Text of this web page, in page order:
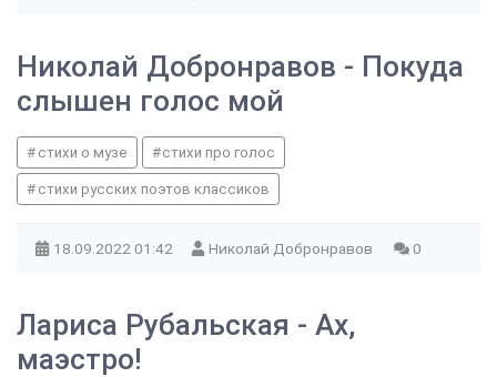
Николай Добронравов - Покуда
слышен голос мой
стихи о музе стихи про голос
стихи русских поэтов классиков
18.09.2022 01:42 Николай Добронравов 0
Лариса Рубальская - Ах,
маэстро!